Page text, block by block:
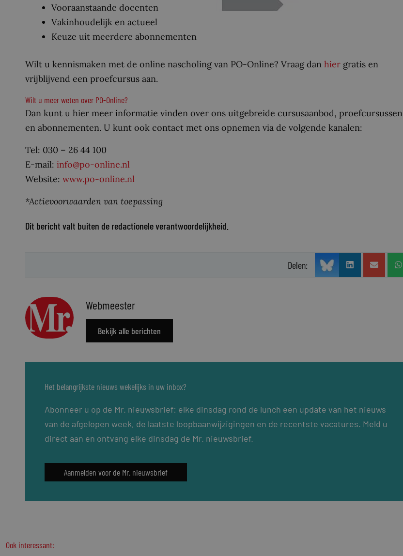
Vooraanstaande docenten
Vakinhoudelijk en actueel
Keuze uit meerdere abonnementen
Wilt u kennismaken met de online nascholing van PO-Online? Vraag dan hier gratis en
vrijblijvend een proefcursus aan.
Wilt u meer weten over PO-Online?
Dan kunt u hier meer informatie vinden over ons uitgebreide cursusaanbod, proefcursussen
en abonnementen. U kunt ook contact met ons opnemen via de volgende kanalen:
Tel: 030 – 26 44 100
E-mail: info@po-online.nl
Website: www.po-online.nl
*Actievoorwaarden van toepassing
Dit bericht valt buiten de redactionele verantwoordelijkheid.
Delen:
Webmeester
Bekijk alle berichten
Het belangrijkste nieuws wekelijks in uw inbox?
Abonneer u op de Mr. nieuwsbrief: elke dinsdag rond de lunch een update van het nieuws
van de afgelopen week, de laatste loopbaanwijzigingen en de recentste vacatures. Meld u
direct aan en ontvang elke dinsdag de Mr. nieuwsbrief.
Aanmelden voor de Mr. nieuwsbrief
Ook interessant: